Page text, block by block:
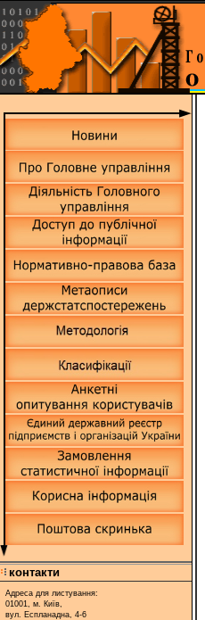
контакти
Адреса для листування:
01001, м. Київ,
вул. Еспланадна, 4-6